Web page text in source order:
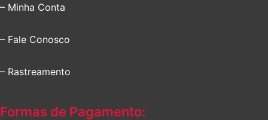
– Minha Conta
– Fale Conosco
– Rastreamento
Formas de Pagamento: